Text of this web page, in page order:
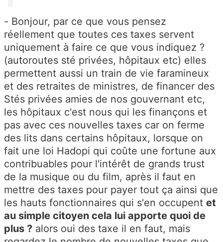
- Bonjour, par ce que vous pensez
réellement que toutes ces taxes servent
uniquement à faire ce que vous indiquez ?
(autoroutes sté privées, hôpitaux etc) elles
permettent aussi un train de vie faramineux
et des retraites de ministres, de financer des
Stés privées amies de nos gouvernant etc,
les hôpitaux c'est nous qui les finançons et
pas avec ces nouvelles taxes car on ferme
des lits dans certains hôpitaux, lorsque on
fait une loi Hadopi qui coûte une fortune aux
contribuables pour l'intérêt de grands trust
de la musique ou du film, après il faut en
mettre des taxes pour payer tout ça ainsi que
les hauts fonctionnaires qui s'en occupent et
au simple citoyen cela lui apporte quoi de
plus ? alors oui des taxe il en faut, mais